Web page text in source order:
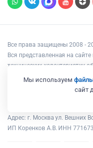
Все права защищены 2008 -
Вся представленная на
технических характеристик
возможностей подключения,
услуг, носит
является публичной
Адрес: г. Москва ул. Вешних
ИП Коренков А.В. ИНН
Мы используем
сайт